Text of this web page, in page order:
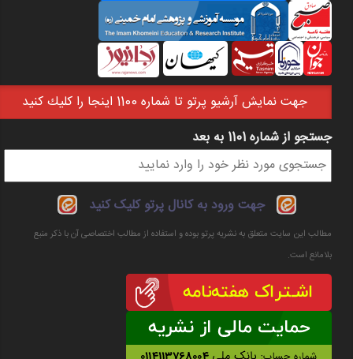
جهت نمايش آرشيو پرتو تا شماره 1100 اينجا را كليك كنيد
فرم جستجو
جستجو از شماره 1101 به بعد
جهت ورود به کانال پرتو کلیک کنید
مطالب این سایت متعلق به نشریه پرتو بوده و استفاده از مطالب اختصاصی آن با ذکر منبع
بلامانع است.